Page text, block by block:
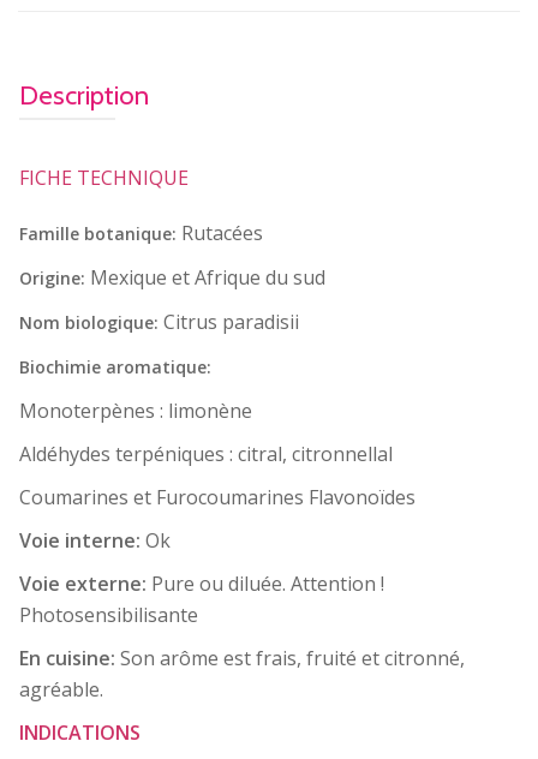
Description
FICHE TECHNIQUE
Famille botanique: Rutacées
Origine: Mexique et Afrique du sud
Nom biologique: Citrus paradisii
Biochimie aromatique:
Monoterpènes : limonène
Aldéhydes terpéniques : citral, citronnellal
Coumarines et Furocoumarines Flavonoïdes
Voie interne: Ok
Voie externe: Pure ou diluée. Attention !
Photosensibilisante
En cuisine: Son arôme est frais, fruité et citronné,
agréable.
INDICATIONS